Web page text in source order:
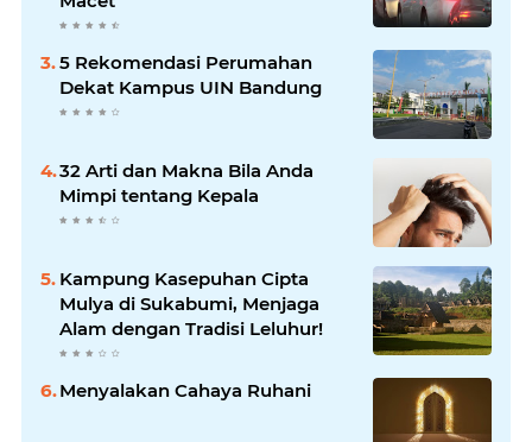
5 Rekomendasi Perumahan
Dekat Kampus UIN Bandung
32 Arti dan Makna Bila Anda
Mimpi tentang Kepala
Kampung Kasepuhan Cipta
Mulya di Sukabumi, Menjaga
Alam dengan Tradisi Leluhur!
Menyalakan Cahaya Ruhani